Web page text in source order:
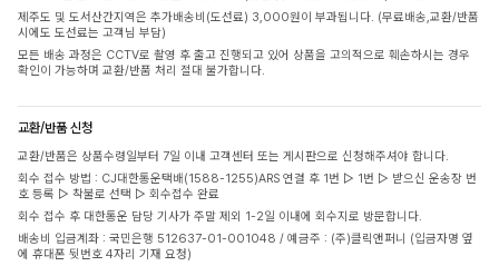
제주도 및 도서산간지역은 추가배송비(도선료) 3,000원이 부과됩니다. (무료배송,교환/반품
시에도 도선료는 고객님 부담)
모든 배송 과정은 CCTV로 촬영 후 출고 진행되고 있어 상품을 고의적으로 훼손하시는 경우
확인이 가능하며 교환/반품 처리 절대 불가합니다.
교환/반품 신청
교환/반품은 상품수령일부터 7일 이내 고객센터 또는 게시판으로 신청해주셔야 합니다.
회수 접수 방법 : CJ대한통운택배(1588-1255)ARS 연결 후 1번 ▷ 1번 ▷ 받으신 운송장 번
호 등록 ▷ 착불로 선택 ▷ 회수접수 완료
회수 접수 후 대한통운 담당 기사가 주말 제외 1-2일 이내에 회수지로 방문합니다.
배송비 입금계좌 : 국민은행 512637-01-001048 / 예금주 : (주)클릭앤퍼니 (입금자명 옆
에 휴대폰 뒷번호 4자리 기재 요청)